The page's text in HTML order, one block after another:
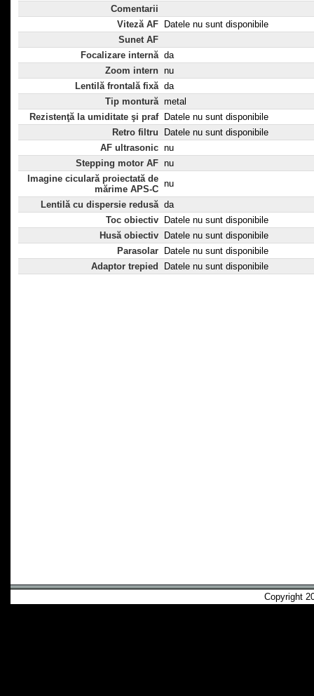
Comentarii
Viteză AF
Datele nu sunt disponibile
Sunet AF
Focalizare internă da
Zoom intern nu
Lentilă frontală fixă da
Tip montură metal
Rezistenţă la umiditate şi praf
Datele nu sunt disponibile
Retro filtru
Datele nu sunt disponibile
AF ultrasonic nu
Stepping motor AF nu
Imagine ciculară proiectată de
mărime APS-C
nu
Lentilă cu dispersie redusă da
Toc obiectiv
Datele nu sunt disponibile
Husă obiectiv
Datele nu sunt disponibile
Parasolar
Datele nu sunt disponibile
Adaptor trepied
Datele nu sunt disponibile
Copyright